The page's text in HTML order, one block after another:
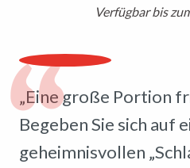
Verfügbar bis
„Eine große Portion
Begeben Sie sich auf
geheimnisvollen